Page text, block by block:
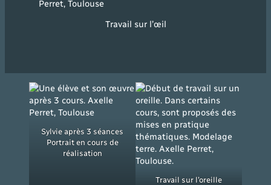
Travail sur l’œil
Sylvie après 3 séances
Portrait en cours de
réalisation
Travail sur l’oreille